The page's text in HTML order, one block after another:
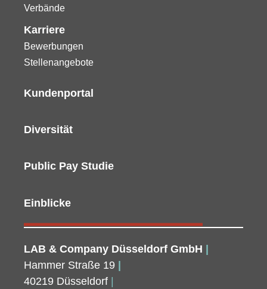
Verbände
Karriere
Bewerbungen
Stellenangebote
Kundenportal
Diversität
Public Pay Studie
Einblicke
LAB & Company Düsseldorf GmbH |
Hammer Straße 19 |
40219 Düsseldorf |